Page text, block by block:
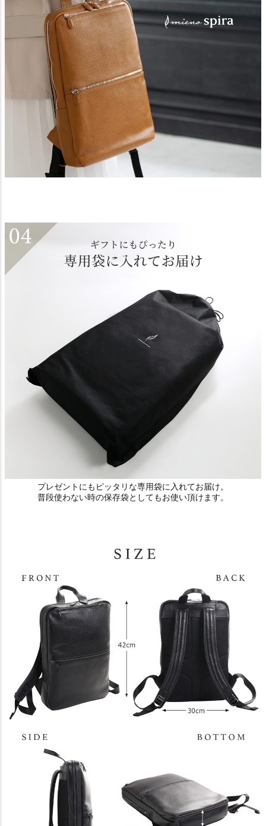
プレゼントにもピッタリな専用袋に入れてお届け。
普段使わない時の保存袋としてもお使い頂けます。